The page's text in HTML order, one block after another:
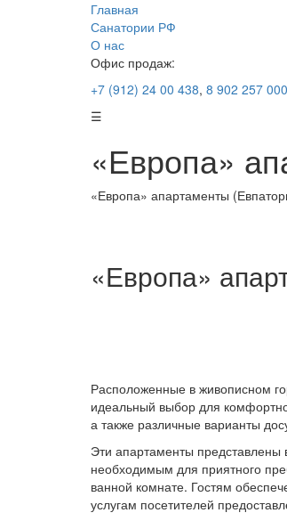
Главная
Санатории РФ
О нас
Офис продаж:
+7 (912) 24 00 438, 8 902 257
☰
«Европа»
«Европа» апартаменты
«Европа»
Расположенные в живописном
идеальный выбор для
а также различные варианты
Эти апартаменты
необходимым для приятного
ванной комнате. Гостям
услугам посетителей